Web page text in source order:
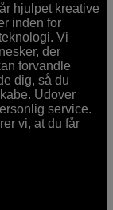
hjulpet kreative
inden for
Vi
der
forvandle
dig, så du
Udover
service.
vi, at du får